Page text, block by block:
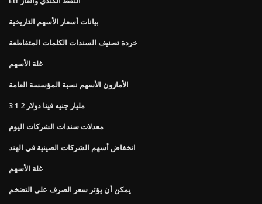
بيانات أسعار الأسهم التاريخية
خردة تصنيف السندات الكلمات المتقاطعة
غلة الأسهم
الأمازون الأسهم نسبة المؤسسة العامة
3 1 2 مليار جنيه فينا دولار
معدلات سندات الشركات اليوم
انخفاض أسهم الشركات الصينية في الهند
غلة الأسهم
يمكن أن يؤثر سعر الصرف على التضخم